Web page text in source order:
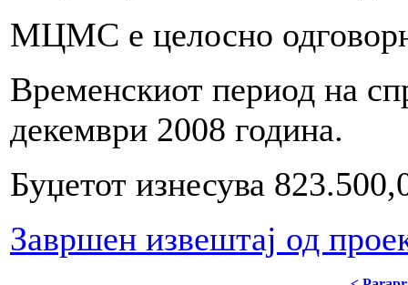
МЦМС е целосно
Временскиот период на
декември 2008 година.
Буџетот изнесува
Завршен извештај од